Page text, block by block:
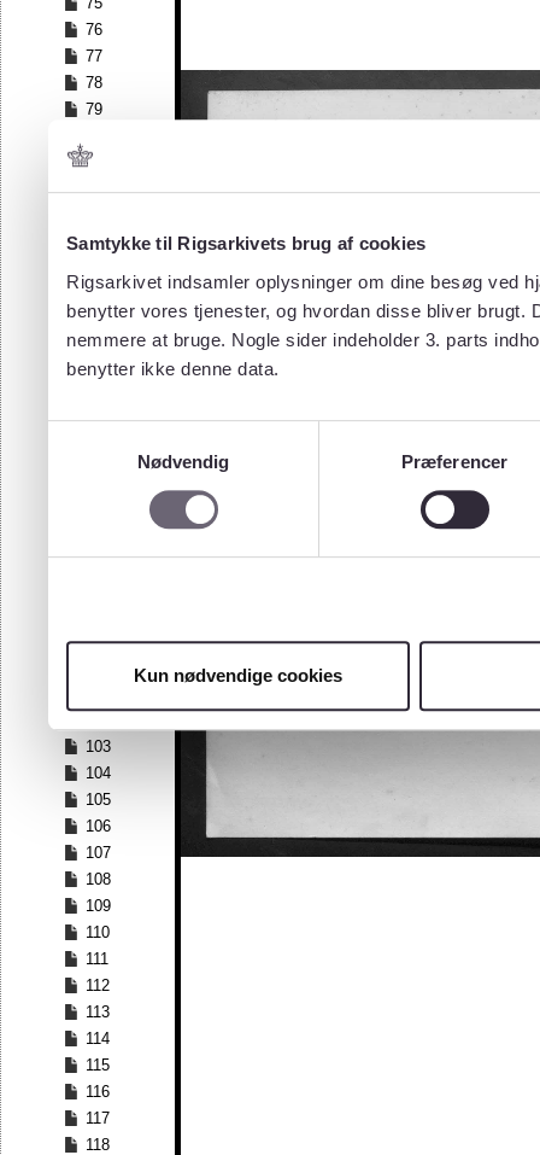
Samtykke til Rigsarkivets brug af cookies
Rigsarkivet indsamler oplysninger om dine besøg ved
benytter vores tjenester, og hvordan disse bliver
nemmere at bruge. Nogle sider indeholder 3. parts
benytter ikke denne data.
Nødvendig
Præferencer
Kun nødvendige cookies
76
77
78
79
81
82
84
86
87
88
89
96
99
103
104
105
106
107
108
109
110
111
112
113
114
115
116
117
118